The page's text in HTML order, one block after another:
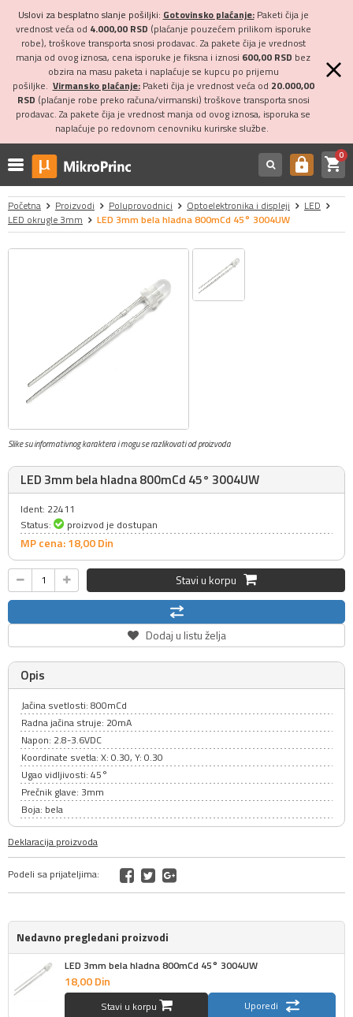
Uslovi za besplatno slanje pošiljki: Gotovinsko plaćanje:Paketi čija je
vrednost veća od 4.000,00 RSD (plaćanje pouzećem prilikom isporuke
robe), troškove transporta snosi prodavac. Za pakete čija je vrednost
manja od ovog iznosa, cena isporuke je fiksna i iznosi 600,00 RSD bez
obzira na masu paketa i naplaćuje se kupcu po prijemu
pošiljke. Virmansko plaćanje:Paketi čija je vrednost veća od 20.000,00
RSD (plaćanje robe preko računa/virmanski) troškove transporta snosi
prodavac. Za pakete čija je vrednost manja od ovog iznosa, isporuka se
naplaćuje po redovnom cenovniku kurirske službe.
https shopping_cart0
Početna Proizvodi Poluprovodnici Optoelektronika i displeji
LED
LED okrugle 3mm
LED 3mm bela hladna 800mCd 45° 3004UW
Slike su informativnog karaktera i mogu se razlikovati od proizvoda
LED 3mm bela hladna 800mCd 45° 3004UW
Ident: 22411
Status:
proizvod je dostupan
MP cena: 18,00Din
Stavi u korpu
Dodaj u listu želja
Opis
Jačina svetlosti: 800mCd
Radna jačina struje: 20mA
Napon: 2.8-3.6VDC
Koordinate svetla: X: 0.30, Y: 0.30
Ugao vidljivosti: 45°
Prečnik glave: 3mm
Boja: bela
Deklaracija proizvoda
Podeli sa prijateljima:
Nedavno pregledani proizvodi
LED 3mm bela hladna 800mCd 45° 3004UW
18,00Din
Stavi u korpu Uporedi